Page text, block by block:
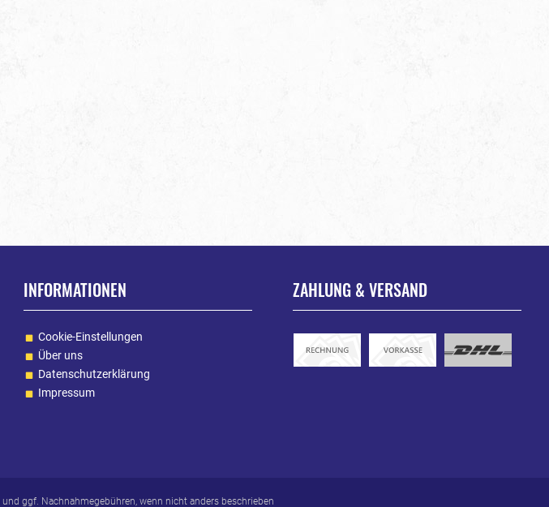
INFORMATIONEN
Cookie-Einstellungen
Über uns
Datenschutzerklärung
Impressum
ZAHLUNG & VERSAND
und ggf. Nachnahmegebühren, wenn nicht anders beschrieben